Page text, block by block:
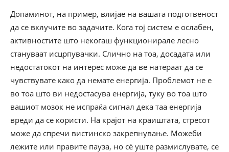
Допаминот, на пример, влијае на вашата подготвеност
да се вклучите во задачите. Кога тој систем е ослабен,
активностите што некогаш функционирале лесно
стануваат исцрпувачки. Слично на тоа, досадата или
недостатокот на интерес може да ве натераат да се
чувствувате како да немате енергија. Проблемот не е
во тоа што ви недостасува енергија, туку во тоа што
вашиот мозок не испраќа сигнал дека таа енергија
вреди да се користи. На крајот на краиштата, стресот
може да спречи вистинско закрепнување. Можеби
лежите или правите пауза, но сè уште размислувате, се